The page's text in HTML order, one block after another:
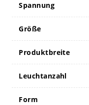
Spannung
Größe
Produktbreite
Leuchtanzahl
Form